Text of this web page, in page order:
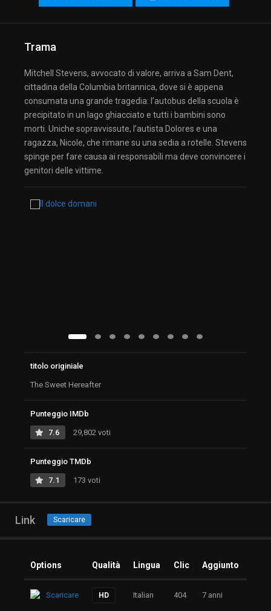
Trama
Mitchell Stevens, avvocato di valore, arriva a Sam Dent,
cittadina della Columbia britannica, dove si è appena
consumata una grande tragedia: l’autobus della scuola è
precipitato in un lago ghiacciato e tutti i bambini sono
morti. Uniche sopravvissute, l’autista Dolores e una
ragazza, Nicole, che rimane su una sedia a rotelle. Stevens
spinge per fare causa ai responsabili ma deve convincere i
genitori delle vittime.
titolo originiale
The Sweet Hereafter
Punteggio IMDb
7.6 29,802 voti
Punteggio TMDb
7.1 173 voti
Link Scaricare
Options Qualità Lingua Clic Aggiunto
Scaricare HD Italian 404 7 anni